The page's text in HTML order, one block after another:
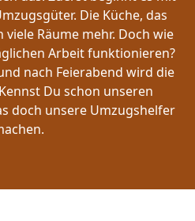
Die Küche, das
Räume mehr. Doch wie
Arbeit funktionieren?
nach Feierabend wird die
Du schon unseren
doch unsere Umzugshelfer